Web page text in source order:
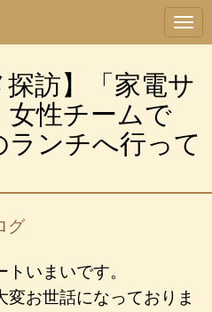
N
a
g
a
o
n
探訪】「家電サ
女性チームで
ランチへ行って
グ
いまいです。
変お世話になっておりま